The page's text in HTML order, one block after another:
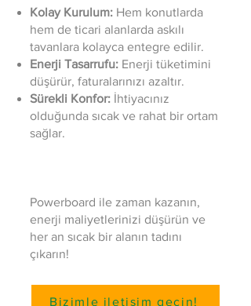
Kolay Kurulum: Hem konutlarda
hem de ticari alanlarda askılı
tavanlara kolayca entegre edilir.
Enerji Tasarrufu: Enerji tüketimini
düşürür, faturalarınızı azaltır.
Sürekli Konfor: İhtiyacınız
olduğunda sıcak ve rahat bir ortam
sağlar.
Powerboard ile zaman kazanın,
enerji maliyetlerinizi düşürün ve
her an sıcak bir alanın tadını
çıkarın!
Bizimle iletişim geçin!